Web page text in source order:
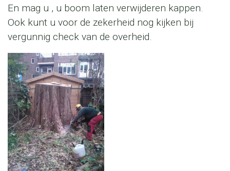
en mag u , u boom laten verwijderen kappen.
Ook kunt u voor de zekerheid nog kijken bij
vergunnig check van de overheid.